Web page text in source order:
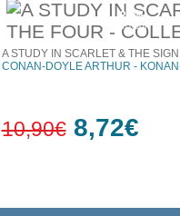
20%
έκπτωση
A STUDY IN SCARLET & THE
CONAN-DOYLE ARTHUR -
10,90€ 8,72€